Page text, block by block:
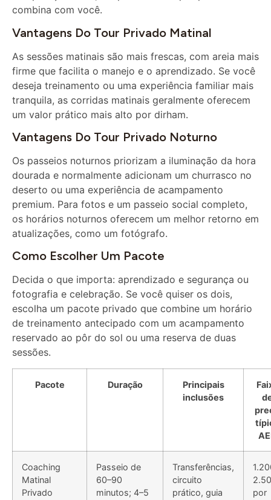
Vantagens Do Tour Privado Matinal
As sessões matinais são mais frescas, com areia mais
firme que facilita o manejo e o aprendizado. Se você
deseja treinamento ou uma experiência familiar mais
tranquila, as corridas matinais geralmente oferecem
um valor prático mais alto por dirham.
Vantagens Do Tour Privado Noturno
Os passeios noturnos priorizam a iluminação da hora
dourada e normalmente adicionam um churrasco no
deserto ou uma experiência de acampamento
premium. Para fotos e um passeio social completo,
os horários noturnos oferecem um melhor retorno em
atualizações, como um fotógrafo.
Como Escolher Um Pacote
fotografia e celebração. Se você quiser os dois,
escolha um pacote privado que combine um horário
de treinamento antecipado com um acampamento
reservado ao pôr do sol ou uma reserva de duas
sessões.
Pacote Duração
Principais
inclusões
Coaching
Matinal
Privado
Passeio de
60–90
minutos; 4–5
horas porta a
Transferências,
circuito
prático, guia
licenciado
por